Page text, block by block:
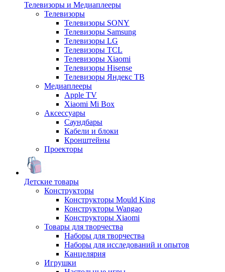
Телевизоры и Медиаплееры
Телевизоры
Телевизоры SONY
Телевизоры Samsung
Телевизоры LG
Телевизоры TCL
Телевизоры Xiaomi
Телевизоры Hisense
Телевизоры Яндекс ТВ
Медиаплееры
Apple TV
Xiaomi Mi Box
Аксессуары
Саундбары
Кабели и блоки
Кронштейны
Проекторы
Детские товары
Конструкторы
Конструкторы Mould King
Конструкторы Wangao
Конструкторы Xiaomi
Товары для творчества
Наборы для творчества
Наборы для исследований и опытов
Канцелярия
Игрушки